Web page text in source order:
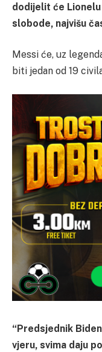
dodijelit će
slobode, najvišu
Messi će, uz
biti jedan od 19
“Predsjednik
vjeru, svima daju